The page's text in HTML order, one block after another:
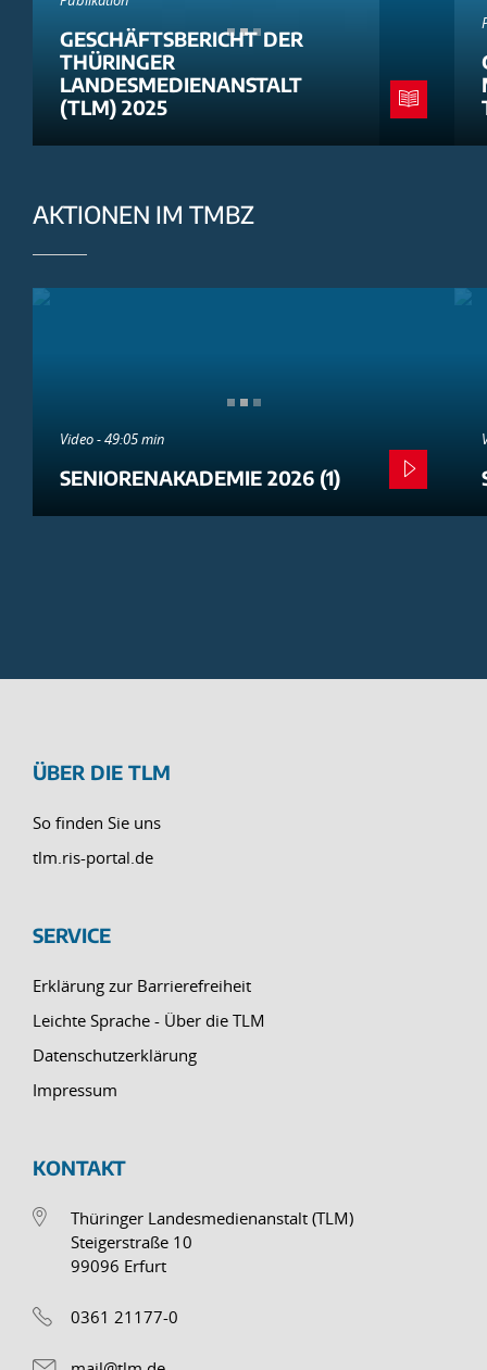
GESCHÄFTSBERICHT DER
THÜRINGER
LANDESMEDIENANSTALT
(TLM) 2025
AKTIONEN IM TMBZ
Video - 49:05 min
SENIORENAKADEMIE 2026 (1)
ÜBER DIE TLM
So finden Sie uns
tlm.ris-portal.de
SERVICE
Erklärung zur Barrierefreiheit
Leichte Sprache - Über die TLM
Datenschutzerklärung
Impressum
KONTAKT
Thüringer Landesmedienanstalt (TLM)
Steigerstraße 10
99096 Erfurt
0361 21177-0